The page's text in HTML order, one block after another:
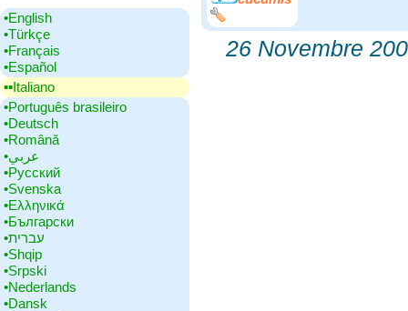
•‎English
•‎Türkçe
•‎Français
•‎Español
▪▪‎Italiano
•‎Português brasileiro
•‎Deutsch
•‎Română
•‎عربي
•‎Русский
•‎Svenska
•‎Ελληνικά
•‎Български
•‎עברית
•‎Shqip
•‎Srpski
•‎Nederlands
•‎Dansk
26 Novembre